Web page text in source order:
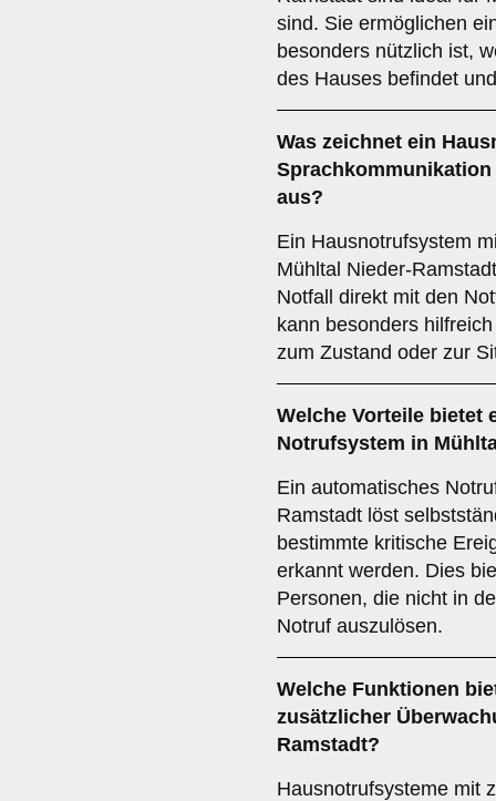
sind. Sie ermöglichen
besonders nützlich ist,
des Hauses befindet
Was zeichnet ein
Sprachkommunikation
aus?
Ein Hausnotrufsystem
Mühltal Nieder-
Notfall direkt mit den
kann besonders
zum Zustand oder zur
Welche Vorteile bietet
Notrufsystem in
Ein automatisches
Ramstadt löst
bestimmte kritische
erkannt werden. Dies
Personen, die nicht in
Notruf auszulösen.
Welche Funktionen
zusätzlicher
Ramstadt?
Hausnotrufsysteme mit